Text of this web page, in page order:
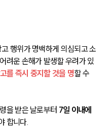
행위가 명백하게 의심되고 소
려운 손해가 발생할 우려가 있
를 즉시 중지할 것을 명할 수
을 받은 날로부터 7일 이내에
합니다.